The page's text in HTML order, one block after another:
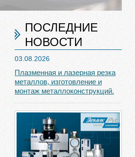
ПОСЛЕДНИЕ
НОВОСТИ
03.08.2026
Плазменная и лазерная резка
металлов, изготовление и
монтаж металлоконструкций.